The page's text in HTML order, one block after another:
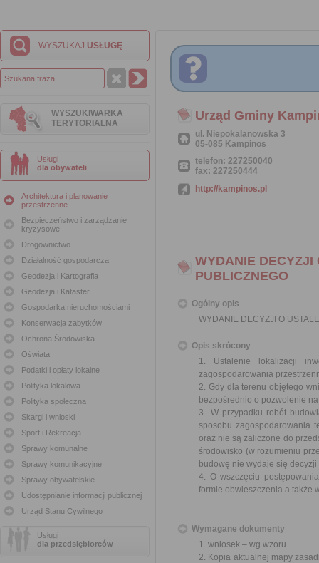
WYSZUKAJ USŁUGĘ
WYSZUKIWARKA
TERYTORIALNA
Usługi
dla obywateli
Architektura i planowanie
przestrzenne
Bezpieczeństwo i zarządzanie
kryzysowe
Drogownictwo
Działalność gospodarcza
Geodezja i Kartografia
Geodezja i Kataster
Gospodarka nieruchomościami
Konserwacja zabytków
Ochrona Środowiska
Oświata
Podatki i opłaty lokalne
Polityka lokalowa
Polityka społeczna
Skargi i wnioski
Sport i Rekreacja
Sprawy komunalne
Sprawy komunikacyjne
Sprawy obywatelskie
Udostępnianie informacji publicznej
Urząd Stanu Cywilnego
Usługi
dla przedsiębiorców
Urząd Gminy
ul. Niepokalanowska 3
05-085 Kampinos
telefon: 227250040
fax: 227250444
http://kampinos.pl
WYDANIE
PUBLICZNEGO
Ogólny opis
WYDANIE DECYZJI O
Opis skrócony
1. Ustalenie lokalizacji
zagospodarowania
2. Gdy dla terenu objętego
bezpośrednio o pozwolenie
3 W przypadku robót
sposobu zagospodarowania
oraz nie są zaliczone do
środowisko (w rozumieniu
budowę nie wydaje się
4. O wszczęciu
formie obwieszczenia a także
Wymagane dokumenty
1. wniosek – wg wzoru
2. Kopia aktualnej mapy